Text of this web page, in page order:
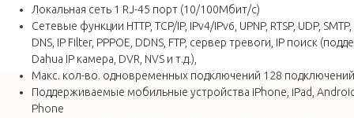
Локальная сеть 1 RJ-45 порт (10/100Мбит/c)
Сетевые функции HTTP, TCP/IP, IPv4/IPv6, UPNP, RTSP, UDP, SMTP,
DNS, IP Filter, PPPOE, DDNS, FTP, сервер тревоги, IP поиск
Dahua IP камера, DVR, NVS и т.д.),
Макс. кол-во. одновременных подключений 128 подключений
Поддерживаемые мобильные устройства iPhone, iPad,
Phone